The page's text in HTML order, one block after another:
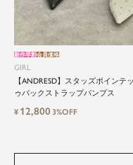
GIRL
【ANDRESD】スタッズポインテ
ゥバックストラップパンプス
新作早割会員価格
¥ 12,8003%OFF